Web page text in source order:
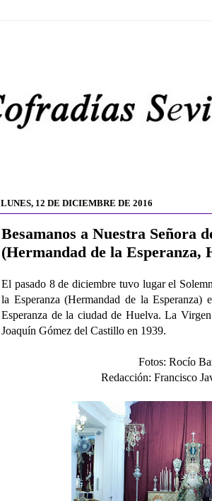
LUNES, 12 DE DICIEMBRE DE 2016
Besamanos a Nuestra Señora
(Hermandad de la Esperanza,
El pasado 8 de diciembre tuvo lugar el
la Esperanza (Hermandad de la
Esperanza de la ciudad de Huelva. La
Joaquín Gómez del Castillo en 1939.
Fotos: Rocío
Redacción: Francisco